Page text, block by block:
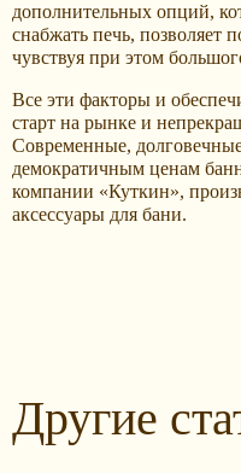
дополнительных опций,
снабжать печь, позволяет
чувствуя при этом
Все эти факторы и
старт на рынке и
Современные,
демократичным ценам
компании «Куткин»,
аксессуары для бани.
Другие